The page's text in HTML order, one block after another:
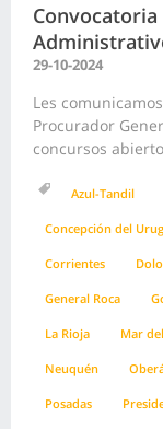
29-10-2024
Les
Procurador
concursos
Azul-Tandil
Concepción del
Corrientes
General Roca
La Rioja Mar
Neuquén
Posadas